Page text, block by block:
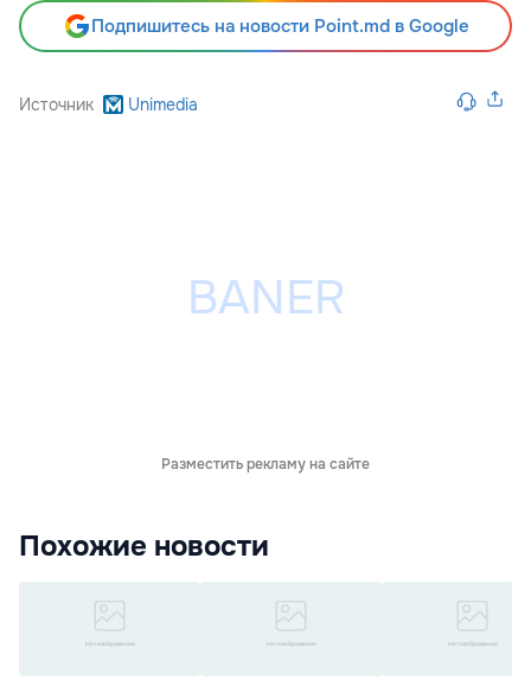
Подпишитесь на новости Point.md в Google
Источник Unimedia
Разместить рекламу на сайте
Похожие новости